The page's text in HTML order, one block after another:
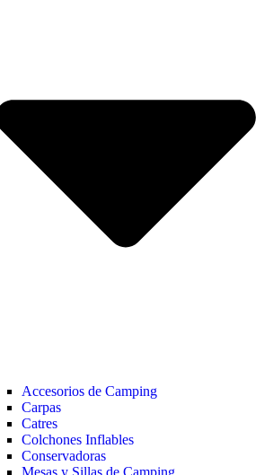
Accesorios de Camping
Carpas
Catres
Colchones Inflables
Conservadoras